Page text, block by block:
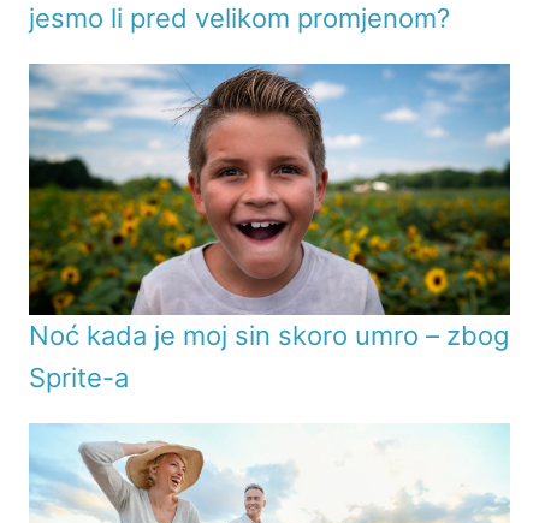
jesmo li pred velikom promjenom?
Noć kada je moj sin skoro umro – zbog
Sprite-a